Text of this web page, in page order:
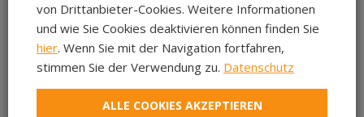
Handreichungen zur
musikalischen Gestaltung
liturgischer Feiern
von Drittanbieter-Cookies. Weitere Informationen
und wie Sie Cookies deaktivieren können finden Sie
hier. Wenn Sie mit der Navigation fortfahren,
stimmen Sie der Verwendung zu. Datenschutz
ALLE COOKIES AKZEPTIEREN